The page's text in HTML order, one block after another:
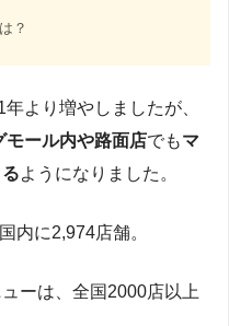
？
より増やしましたが、
モール内や路面店でもマ
ようになりました。
内に2,974店舗。
ーは、全国2000店以上